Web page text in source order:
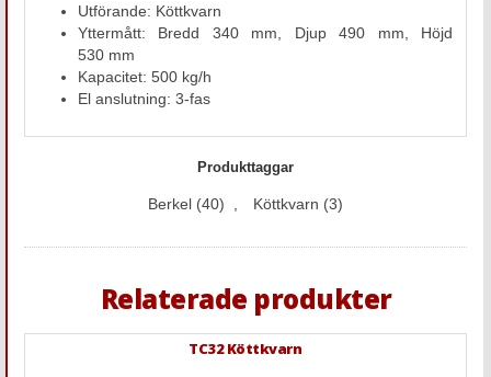
Utförande: Köttkvarn
Yttermått: Bredd 340 mm, Djup 490 mm, Höjd
530 mm
Kapacitet: 500 kg/h
El anslutning: 3-fas
Produkttaggar
Berkel (40) Köttkvarn (3)
Relaterade produkter
TC32 Köttkvarn